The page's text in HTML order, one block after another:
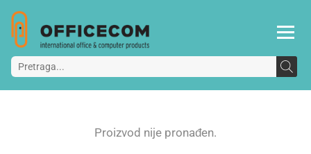
Proizvod nije pronađen.